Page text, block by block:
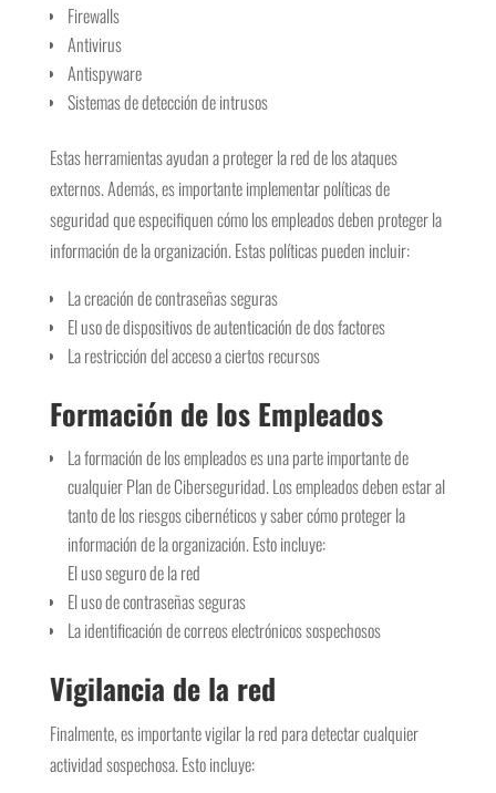
Firewalls
Antivirus
Antispyware
Sistemas de detección de intrusos
Estas herramientas ayudan a proteger la red de los ataques
externos. Además, es importante implementar políticas de
seguridad que especifiquen cómo los empleados deben proteger la
información de la organización. Estas políticas pueden incluir:
La creación de contraseñas seguras
El uso de dispositivos de autenticación de dos factores
La restricción del acceso a ciertos recursos
Formación de los Empleados
La formación de los empleados es una parte importante de
cualquier Plan de Ciberseguridad. Los empleados deben estar al
tanto de los riesgos cibernéticos y saber cómo proteger la
información de la organización. Esto incluye:
El uso seguro de la red
El uso de contraseñas seguras
La identificación de correos electrónicos sospechosos
Vigilancia de la red
Finalmente, es importante vigilar la red para detectar cualquier
actividad sospechosa. Esto incluye: